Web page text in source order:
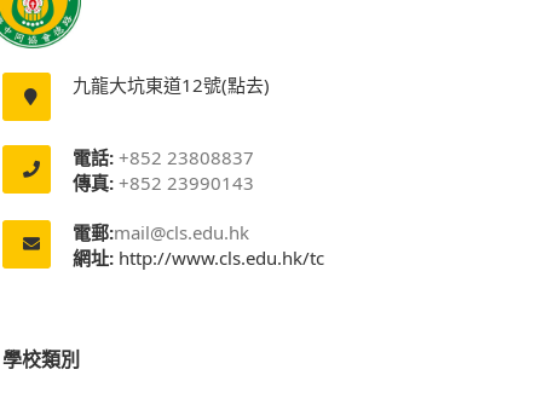
九龍大坑東道12號(點去)
電話: +852 23808837
傳真: +852 23990143
電郵:mail@cls.edu.hk
網址: http://www.cls.edu.hk/tc
學校類別